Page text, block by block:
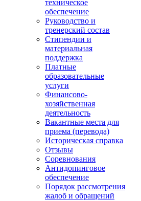
техническое
обеспечение
Руководство и
тренерский состав
Стипендии и
материальная
поддержка
Платные
образовательные
услуги
Финансово-
хозяйственная
деятельность
Вакантные места для
приема (перевода)
Историческая справка
Отзывы
Соревнования
Антидопинговое
обеспечение
Порядок рассмотрения
жалоб и обращений